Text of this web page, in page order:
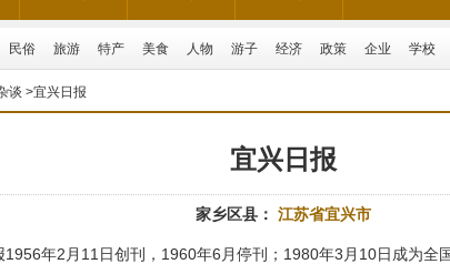
民俗 旅游 特产 美食 人物 游子 经济 政策 企业 学校
谈 >宜兴日报
宜兴日报
家乡区县： 江苏省宜兴市
1956年2月11日创刊，1960年6月停刊；1980年3月10日成为全